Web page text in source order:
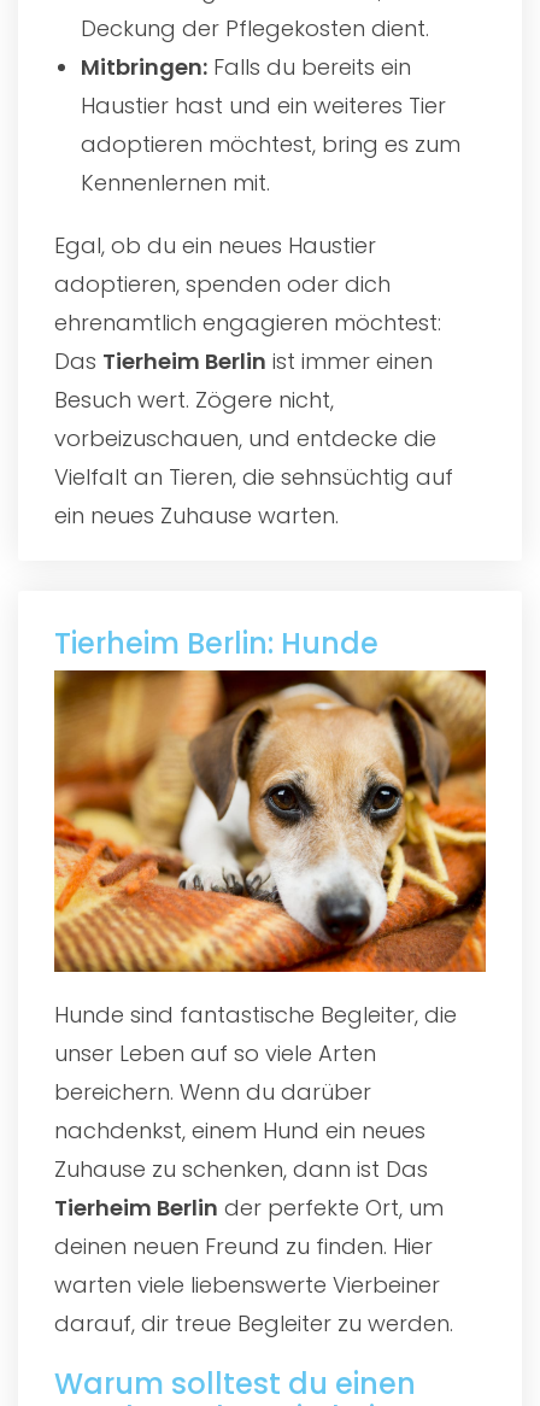
Deckung der Pflegekosten dient.
Mitbringen: Falls du bereits ein
Haustier hast und ein weiteres Tier
adoptieren möchtest, bring es zum
Kennenlernen mit.
Egal, ob du ein neues Haustier
adoptieren, spenden oder dich
ehrenamtlich engagieren möchtest:
Das Tierheim Berlin ist immer einen
Besuch wert. Zögere nicht,
vorbeizuschauen, und entdecke die
Vielfalt an Tieren, die sehnsüchtig auf
ein neues Zuhause warten.
Tierheim Berlin: Hunde
Hunde sind fantastische Begleiter, die
unser Leben auf so viele Arten
bereichern. Wenn du darüber
nachdenkst, einem Hund ein neues
Zuhause zu schenken, dann ist Das
Tierheim Berlin der perfekte Ort, um
deinen neuen Freund zu finden. Hier
warten viele liebenswerte Vierbeiner
darauf, dir treue Begleiter zu werden.
Warum solltest du einen